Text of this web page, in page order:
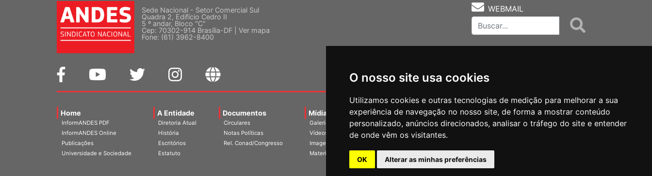
O nosso site usa cookies
Utilizamos cookies e outras tecnologias de medição para melhorar a sua
experiência de navegação no nosso site, de forma a mostrar conteúdo
personalizado, anúncios direcionados, analisar o tráfego do site e entender
de onde vêm os visitantes.
OK Alterar as minhas preferências
Sede Nacional - Setor Comercial Sul
Quadra 2, Edifício Cedro II
5 º andar, Bloco "C"
Cep: 70302-914 Brasília-DF | Ver mapa
Fone: (61) 3962-8400
WEBMAIL
Home
InformANDES PDF
InformANDES Online
Publicações
Universidade e Sociedade
A Entidade
Diretoria Atual
História
Escritórios
Estatuto
Documentos
Circulares
Notas Políticas
Rel. Conad/Congresso
Mídias
Galerias
Vídeos
Imagens
Materiais
Agenda Notícias Notas Técnicas Fale Conocsco